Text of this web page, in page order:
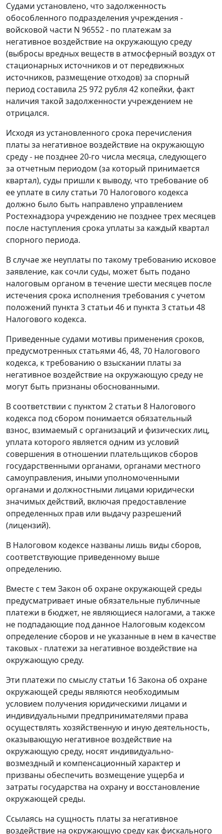
Судами установлено, что задолженность
обособленного подразделения учреждения -
войсковой части N 96552 - по платежам за
негативное воздействие на окружающую среду
(выбросы вредных веществ в атмосферный воздух от
стационарных источников и от передвижных
источников, размещение отходов) за спорный
период составила 25 972 рубля 42 копейки, факт
наличия такой задолженности учреждением не
отрицался.
Исходя из установленного срока перечисления
платы за негативное воздействие на окружающую
среду - не позднее 20-го числа месяца, следующего
за отчетным периодом (за который принимается
квартал), суды пришли к выводу, что требование об
ее уплате в силу статьи 70 Налогового кодекса
должно было быть направлено управлением
Ростехнадзора учреждению не позднее трех месяцев
после наступления срока уплаты за каждый квартал
спорного периода.
В случае же неуплаты по такому требованию исковое
заявление, как сочли суды, может быть подано
налоговым органом в течение шести месяцев после
истечения срока исполнения требования с учетом
положений пункта 3 статьи 46 и пункта 3 статьи 48
Налогового кодекса.
Приведенные судами мотивы применения сроков,
предусмотренных статьями 46, 48, 70 Налогового
кодекса, к требованию о взыскании платы за
негативное воздействие на окружающую среду не
могут быть признаны обоснованными.
В соответствии с пунктом 2 статьи 8 Налогового
кодекса под сбором понимается обязательный
взнос, взимаемый с организаций и физических лиц,
уплата которого является одним из условий
совершения в отношении плательщиков сборов
государственными органами, органами местного
самоуправления, иными уполномоченными
органами и должностными лицами юридически
значимых действий, включая предоставление
определенных прав или выдачу разрешений
(лицензий).
В Налоговом кодексе названы лишь виды сборов,
соответствующие приведенному выше
определению.
Вместе с тем Закон об охране окружающей среды
предусматривает иные обязательные публичные
платежи в бюджет, не являющиеся налогами, а также
не подпадающие под данное Налоговым кодексом
определение сборов и не указанные в нем в качестве
таковых - платежи за негативное воздействие на
окружающую среду.
Эти платежи по смыслу статьи 16Закона об охране
окружающей среды являются необходимым
условием получения юридическими лицами и
индивидуальными предпринимателями права
осуществлять хозяйственную и иную деятельность,
оказывающую негативное воздействие на
окружающую среду, носят индивидуально-
возмездный и компенсационный характер и
призваны обеспечить возмещение ущерба и
затраты государства на охрану и восстановление
окружающей среды.
Ссылаясь на сущность платы за негативное
воздействие на окружающую среду как фискального